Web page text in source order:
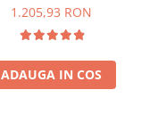
1.205,93 RON
ADAUGA IN COS